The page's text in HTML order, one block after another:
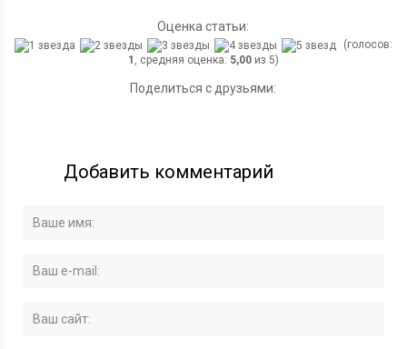
Оценка статьи:
(голосов:
1
, средняя оценка: 5,00из 5)
Поделиться с друзьями:
Добавить комментарий